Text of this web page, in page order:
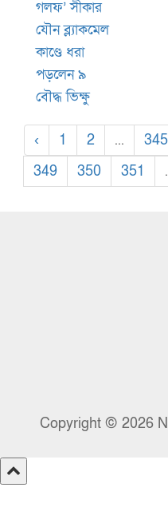
‹ 1 2 ... 345
349
350 351
Copyright © 2026